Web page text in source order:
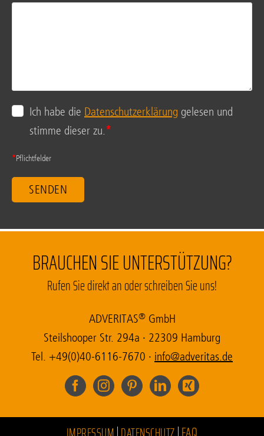
Ich habe die Daten­schutz­er­klä­rung gele­sen und
stim­me die­ser zu.*
*Pflicht­fel­der
BRAUCHEN SIE UNTERSTÜTZUNG?
Rufen Sie direkt an oder schreiben Sie uns!
ADVE­RI­TAS®GmbH
Steil­sho­o­per Str. 294a · 22309 Ham­burg
Tel. +49(0)40-6116-7670 · ed.sa
tirev
da@of
ni